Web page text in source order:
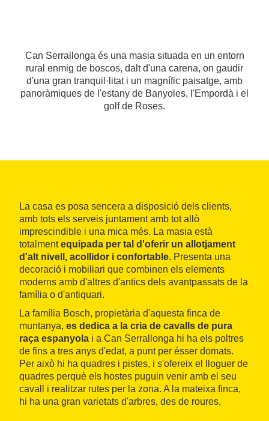
Can Serrallonga és una masia situada en un entorn
rural enmig de boscos, dalt d'una carena, on gaudir
d'una gran tranquil·litat i un magnífic paisatge, amb
panoràmiques de l'estany de Banyoles, l'Empordà i el
golf de Roses.
La casa es posa sencera a disposició dels clients,
amb tots els serveis juntament amb tot allò
imprescindible i una mica més. La masia està
totalmentequipada per tal d'oferir un allotjament
d'alt nivell, acollidor i confortable. Presenta una
decoració i mobiliari que combinen els elements
moderns amb d'altres d'antics dels avantpassats de la
família o d'antiquari.
La família Bosch, propietària d'aquesta finca de
muntanya, es dedica a la cria de cavalls de pura
raça espanyola i a Can Serrallonga hi ha els poltres
de fins a tres anys d'edat, a punt per ésser domats.
Per això hi ha quadres i pistes, i s'ofereix el lloguer de
quadres perquè els hostes puguin venir amb el seu
cavall i realitzar rutes per la zona. A la mateixa finca,
hi ha una gran varietats d'arbres, des de roures,